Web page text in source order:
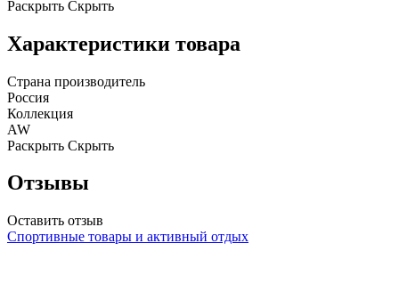
Раскрыть Скрыть
Характеристики товара
Страна производитель
Россия
Коллекция
AW
Раскрыть Скрыть
Отзывы
Оставить отзыв
Спортивные товары и активный отдых